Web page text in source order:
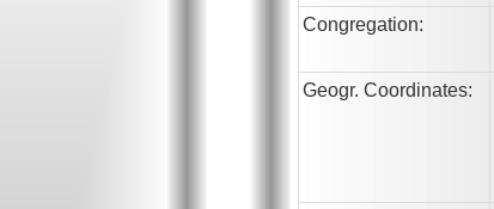
Congregation:
Geogr. Coordinates: